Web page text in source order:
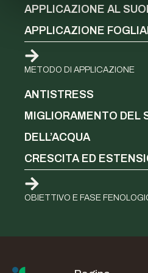
APPLICAZIONE AL
APPLICAZIONE
METODO DI APPLICAZIONE
ANTISTRESS
MIGLIORAMENTO DEL
DELL’ACQUA
CRESCITA ED
OBIETTIVO E FASE